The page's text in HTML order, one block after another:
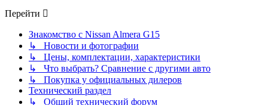
Перейти
Знакомство с Nissan Almera G15
↳ Новости и фотографии
↳ Цены, комплектации, характеристики
↳ Что выбрать? Сравнение с другими авто
↳ Покупка у официальных дилеров
Технический раздел
↳ Общий технический форум